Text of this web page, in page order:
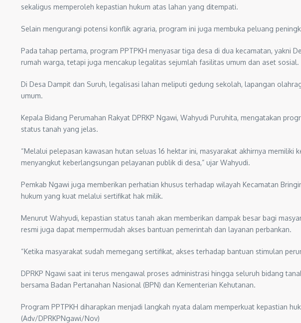
sekaligus memperoleh kepastian hukum atas lahan yang ditempati.
Selain mengurangi potensi konflik agraria, program ini juga membuka peluang
Pada tahap pertama, program PPTPKH menyasar tiga desa di dua kecamatan, yakni
rumah warga, tetapi juga mencakup legalitas sejumlah fasilitas umum dan aset sosial.
Di Desa Dampit dan Suruh, legalisasi lahan meliputi gedung sekolah, lapangan
umum.
Kepala Bidang Perumahan Rakyat DPRKP Ngawi, Wahyudi Puruhita, mengatakan
status tanah yang jelas.
“Melalui pelepasan kawasan hutan seluas 16 hektar ini, masyarakat akhirnya
menyangkut keberlangsungan pelayanan publik di desa,” ujar Wahyudi.
Pemkab Ngawi juga memberikan perhatian khusus terhadap wilayah Kecamatan
hukum yang kuat melalui sertifikat hak milik.
Menurut Wahyudi, kepastian status tanah akan memberikan dampak besar bagi
resmi juga dapat mempermudah akses bantuan pemerintah dan layanan perbankan.
“Ketika masyarakat sudah memegang sertifikat, akses terhadap bantuan stimulan
DPRKP Ngawi saat ini terus mengawal proses administrasi hingga seluruh bidang
bersama Badan Pertanahan Nasional (BPN) dan Kementerian Kehutanan.
Program PPTPKH diharapkan menjadi langkah nyata dalam memperkuat kepastian
(Adv/DPRKPNgawi/Nov)